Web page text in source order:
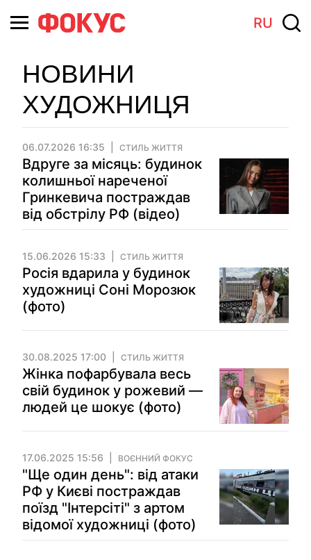
RU
НОВИНИ
ХУДОЖНИЦЯ
06.07.2026 16:35 СТИЛЬ ЖИТТЯ
Вдруге за місяць: будинок
колишньої нареченої
Гринкевича постраждав
від обстрілу РФ (відео)
15.06.2026 15:33 СТИЛЬ ЖИТТЯ
Росія вдарила у будинок
художниці Соні Морозюк
(фото)
30.08.2025 17:00 СТИЛЬ ЖИТТЯ
Жінка пофарбувала весь
свій будинок у рожевий —
людей це шокує (фото)
17.06.2025 15:56 ВОЄННИЙ ФОКУС
"Ще один день": від атаки
РФ у Києві постраждав
поїзд "Інтерсіті" з артом
відомої художниці (фото)